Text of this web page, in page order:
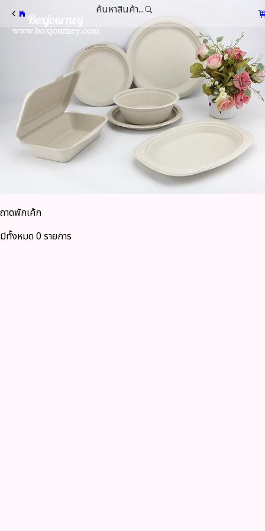
ค้นหาสินค้า...
ถาดพักเค้ก
มีทั้งหมด 0 รายการ